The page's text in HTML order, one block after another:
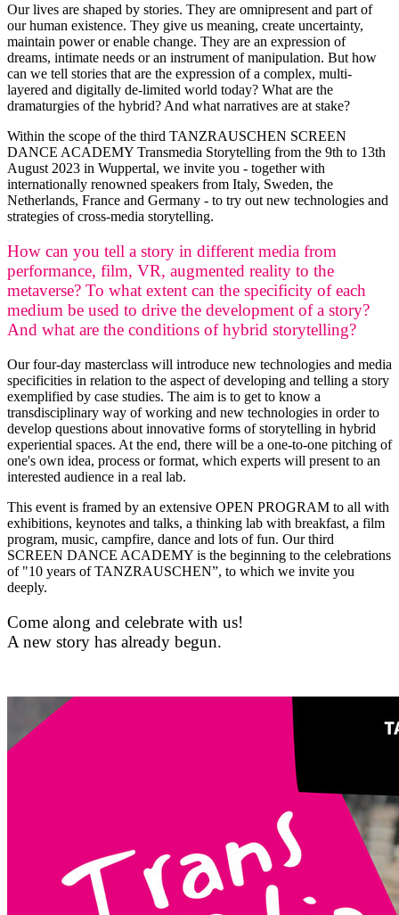
Our lives are shaped by stories. They are omnipresent and part of
our human existence. They give us meaning, create uncertainty,
maintain power or enable change. They are an expression of
dreams, intimate needs or an instrument of manipulation. But how
can we tell stories that are the expression of a complex, multi-
layered and digitally de-limited world today? What are the
dramaturgies of the hybrid? And what narratives are at stake?
Within the scope of the third TANZRAUSCHEN SCREEN
DANCE ACADEMY Transmedia Storytelling from the 9th to 13th
August 2023 in Wuppertal, we invite you - together with
internationally renowned speakers from Italy, Sweden, the
Netherlands, France and Germany - to try out new technologies and
strategies of cross-media storytelling.
How can you tell a story in different media from
performance, film, VR, augmented reality to the
metaverse? To what extent can the specificity of each
medium be used to drive the development of a story?
And what are the conditions of hybrid storytelling?
Our four-day masterclass will introduce new technologies and media
specificities in relation to the aspect of developing and telling a story
exemplified by case studies. The aim is to get to know a
transdisciplinary way of working and new technologies in order to
develop questions about innovative forms of storytelling in hybrid
experiential spaces. At the end, there will be a one-to-one pitching of
one's own idea, process or format, which experts will present to an
interested audience in a real lab.
This event is framed by an extensive OPEN PROGRAM to all with
exhibitions, keynotes and talks, a thinking lab with breakfast, a film
program, music, campfire, dance and lots of fun. Our third
SCREEN DANCE ACADEMY is the beginning to the celebrations
of "10 years of TANZRAUSCHEN”, to which we invite you
deeply.
Come along and celebrate with us!
A new story has already begun.